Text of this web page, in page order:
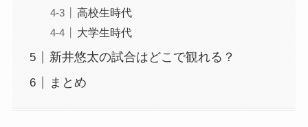
高校生時代
大学生時代
新井悠太の試合はどこで観れる？
まとめ